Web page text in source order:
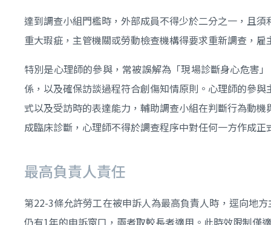
達到調查小組門檻時，外部成員不得少於二分之一，且
重大瑕疵，主管機關或勞動檢查機構得要求重新調查，雇
特別是心理師的參與，常被誤解為「現場診斷身心危害
係，以及確保訪談過程符合創傷知情原則。心理師的參
式以及受訪時的表達能力，輔助調查小組在判斷行為動
成臨床診斷，心理師不得於調查程序中對任何一方作成
最高負責人責任
第22-3條允許勞工在被申訴人為最高負責人時，逕向地
仍有1年的申訴窗口，兩者取較長者適用。此時效限制僅